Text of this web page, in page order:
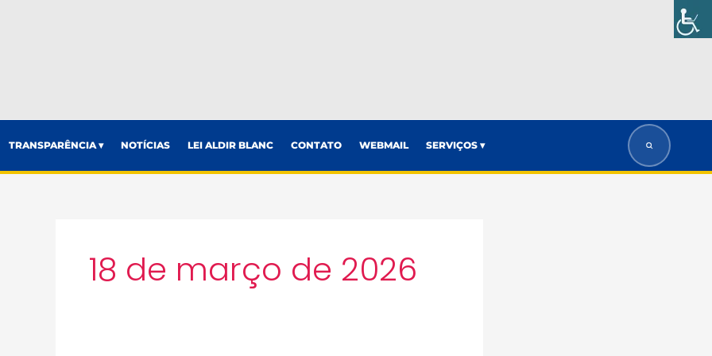
TRANSPARÊNCIA ▾ NOTÍCIAS LEI ALDIR BLANC CONTATO WEBMAIL SERVIÇOS ▾
18 de março de 2026